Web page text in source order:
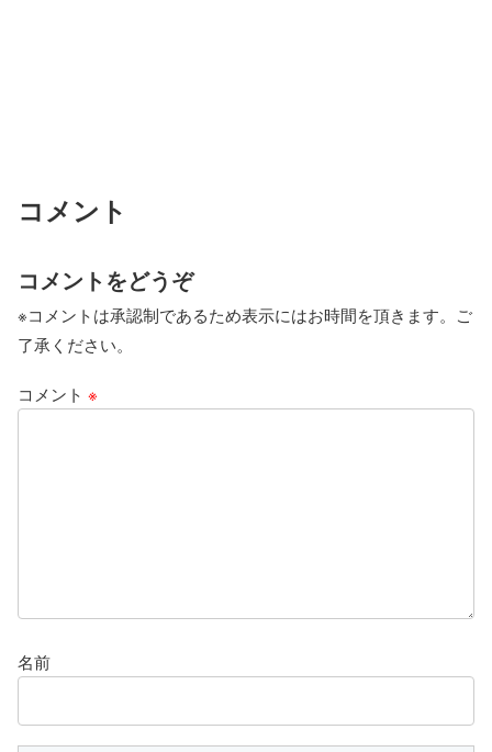
コメント
コメントをどうぞ
※コメントは承認制であるため表示にはお時間を頂きます。ご
了承ください。
コメント ※
名前